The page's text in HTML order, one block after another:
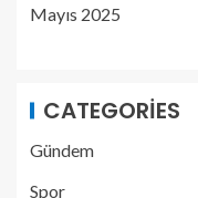
Mayıs 2025
CATEGORIES
Gündem
Spor